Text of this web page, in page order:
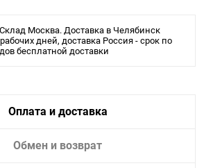
Москва. Доставка в Челябинск
дней, доставка Россия - срок по
бесплатной доставки
Оплата и доставка
Обмен и возврат